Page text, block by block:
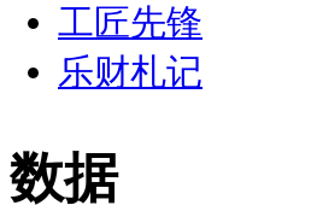
工匠先锋
乐财札记
数据